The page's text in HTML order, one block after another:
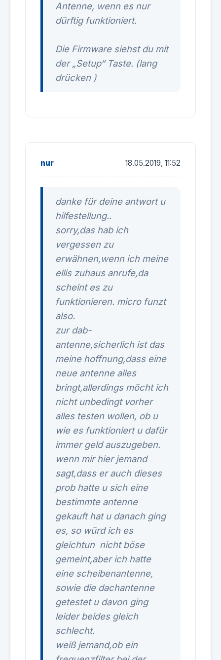
Antenne, wenn es nur
dürftig funktioniert.
Die Firmware siehst du mit
der „Setup“ Taste. (lang
drücken )
nur 18.05.2019, 11:52
danke für deine antwort u
hilfestellung..
sorry,das hab ich
vergessen zu
erwähnen,wenn ich meine
ellis zuhaus anrufe,da
scheint es zu
funktionieren. micro funzt
also.
zur dab-
antenne,sicherlich ist das
meine hoffnung,dass eine
neue antenne alles
bringt,allerdings möcht ich
nicht unbedingt vorher
alles testen wollen, ob u
wie es funktioniert u dafür
immer geld auszugeben.
wenn mir hier jemand
sagt,dass er auch dieses
prob hatte u sich eine
bestimmte antenne
gekauft hat u danach ging
es, so würd ich es
gleichtun nicht böse
gemeint,aber ich hatte
eine scheibenantenne,
sowie die dachantenne
getestet u davon ging
leider beides gleich
schlecht.
weiß jemand,ob ein